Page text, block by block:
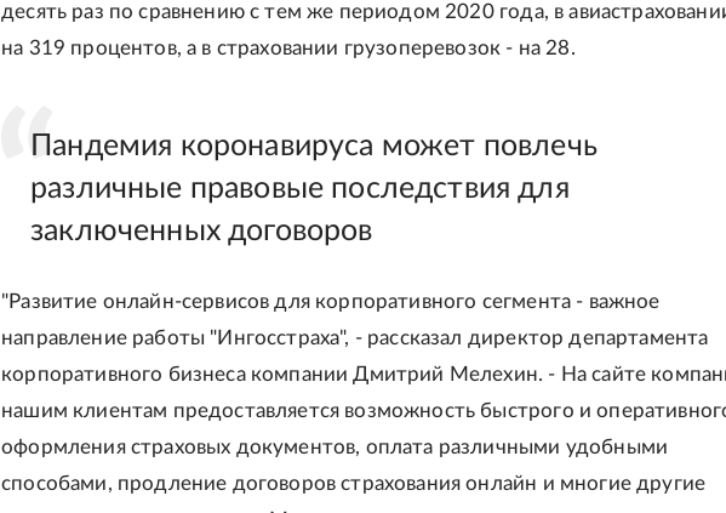
десять раз по сравнению с тем же периодом 2020 года, в
на 319 процентов, а в страховании грузоперевозок - на 28.
Пандемия коронавируса может повлечь
различные правовые последствия для
заключенных договоров
"Развитие онлайн-сервисов для корпоративного сегмента - важное
направление работы "Ингосстраха", - рассказал директор департамента
корпоративного бизнеса компании Дмитрий Мелехин. - На сайте
нашим клиентам предоставляется возможность быстрого и
оформления страховых документов, оплата различными удобными
способами, продление договоров страхования онлайн и многие другие